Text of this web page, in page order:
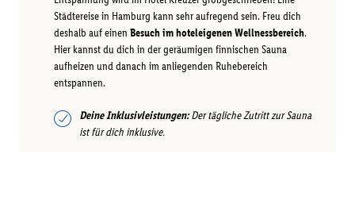
Städtereise in Hamburg kann sehr aufregend sein. Freu dich
deshalb auf einen Besuch im hoteleigenen Wellnessbereich.
Hier kannst du dich in der geräumigen finnischen Sauna
aufheizen und danach im anliegenden Ruhebereich
entspannen.
Deine Inklusivleistungen:Der tägliche Zutritt zur Sauna
ist für dich inklusive.